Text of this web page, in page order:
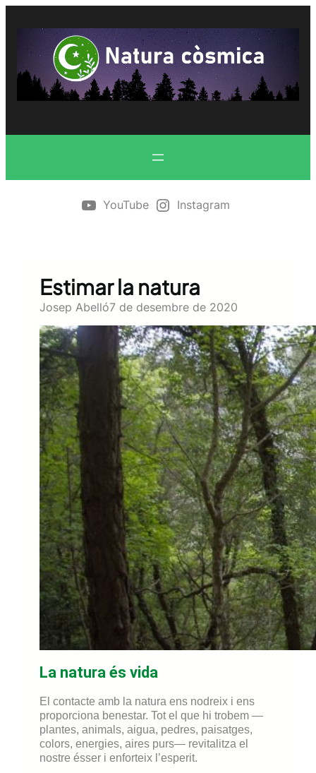
contingut
YouTube Instagram
Estimar la natura
Josep Abelló7 de desembre de 2020
La natura és vida
El contacte amb la natura ens nodreix i ens
proporciona benestar. Tot el que hi trobem —
plantes, animals, aigua, pedres, paisatges,
colors, energies, aires purs— revitalitza el
nostre ésser i enforteix l’esperit.